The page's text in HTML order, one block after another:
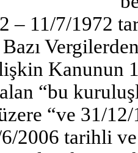
– 11/7/1972
Kanunun
“bu
“ve 31/
2006 tarihli